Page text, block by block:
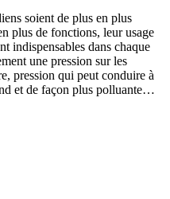
soient de plus en plus
plus de fonctions, leur usage
indispensables dans chaque
une pression sur les
pression qui peut conduire à
et de façon plus polluante…